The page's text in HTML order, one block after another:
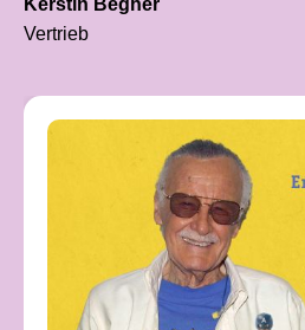
Kerstin Begher
Vertrieb
Produktgalerie überspringen